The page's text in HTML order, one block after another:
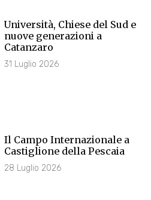
Università, Chiese del Sud e
nuove generazioni a
Catanzaro
31 Luglio 2026
Il Campo Internazionale a
Castiglione della Pescaia
28 Luglio 2026